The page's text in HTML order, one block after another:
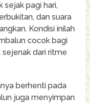
sejak pagi hari,
dan suara
Kondisi inilah
cocok bagi
sejenak dari ritme
berhenti pada
juga menyimpan